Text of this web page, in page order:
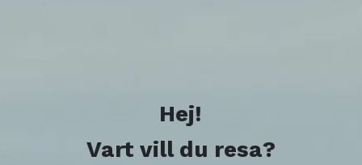
Hej!
Vart vill du resa?